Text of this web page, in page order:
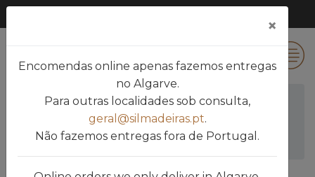
Silmadeiras
Produtos
PARAFUSO SNK GALVANIZADO P/ MADEIRA 4.0
X 40
×
Encomendas online apenas fazemos entregas
no Algarve.
Para outras localidades sob consulta,
geral@silmadeiras.pt.
Não fazemos entregas fora de Portugal.